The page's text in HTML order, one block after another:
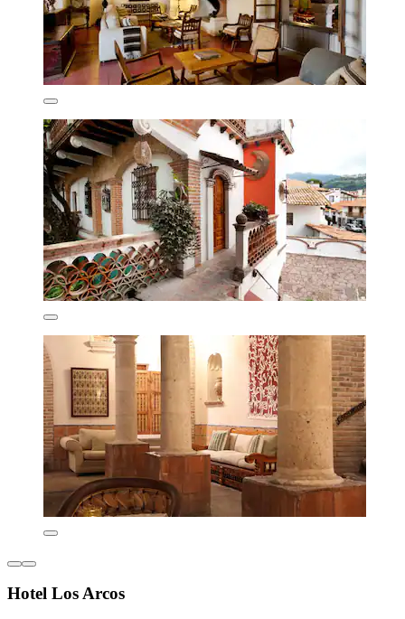
Hotel Los Arcos